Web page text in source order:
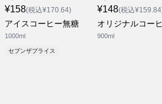
¥158(税込¥170.64)
アイスコーヒー無糖
1000ml
セブンザプライス
¥148(税込
オリジナルコー
900ml